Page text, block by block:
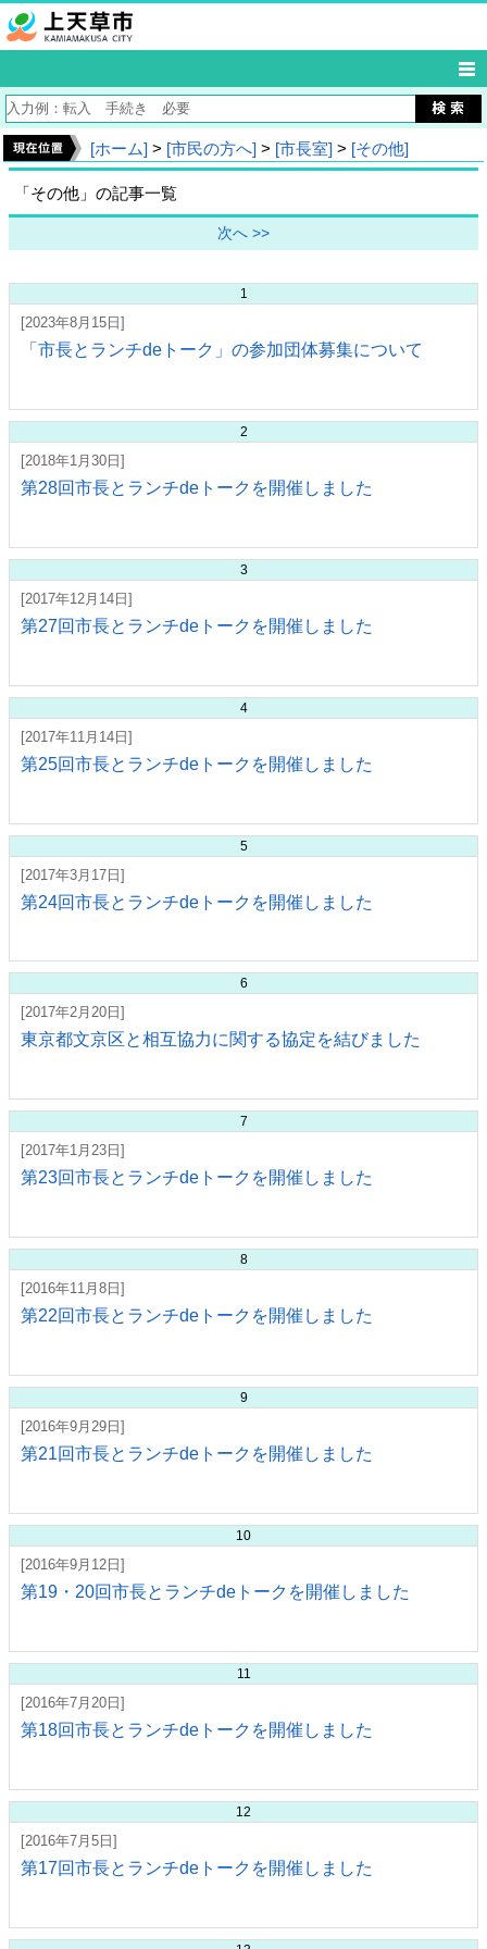
[ホーム] > [市民の方へ] > [市長室] > [その他]
「その他」の記事一覧
次へ >>
1
[2023年8月15日]
「市長とランチdeトーク」の参加団体募集について
2
[2018年1月30日]
第28回市長とランチdeトークを開催しました
3
[2017年12月14日]
第27回市長とランチdeトークを開催しました
4
[2017年11月14日]
第25回市長とランチdeトークを開催しました
5
[2017年3月17日]
第24回市長とランチdeトークを開催しました
6
[2017年2月20日]
東京都文京区と相互協力に関する協定を結びました
7
[2017年1月23日]
第23回市長とランチdeトークを開催しました
8
[2016年11月8日]
第22回市長とランチdeトークを開催しました
9
[2016年9月29日]
第21回市長とランチdeトークを開催しました
10
[2016年9月12日]
第19・20回市長とランチdeトークを開催しました
11
[2016年7月20日]
第18回市長とランチdeトークを開催しました
12
[2016年7月5日]
第17回市長とランチdeトークを開催しました